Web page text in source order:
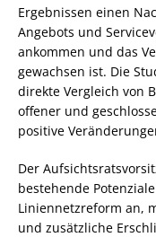
Ergebnissen einen
Angebots und
ankommen und das
gewachsen ist. Die
direkte Vergleich von
offener und
positive
Der
bestehende
Liniennetzreform an,
und zusätzliche